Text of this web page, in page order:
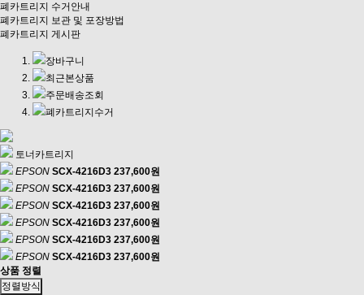
폐카트리지 수거안내
폐카트리지 보관 및 포장방법
폐카트리지 게시판
장바구니
최근본상품
주문배송조회
폐카트리지수거
토너카트리지
EPSON SCX-4216D3 237,600원
EPSON SCX-4216D3 237,600원
EPSON SCX-4216D3 237,600원
EPSON SCX-4216D3 237,600원
EPSON SCX-4216D3 237,600원
EPSON SCX-4216D3 237,600원
상품 정렬
정렬방식